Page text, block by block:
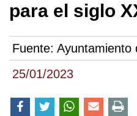
25/01/2023
para el siglo
Fuente: Ayuntamiento